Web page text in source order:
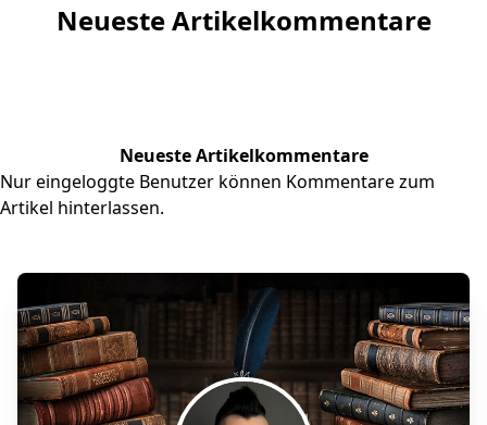
Neueste Artikelkommentare
Neueste Artikelkommentare
Nur eingeloggte Benutzer können Kommentare zum
Artikel hinterlassen.